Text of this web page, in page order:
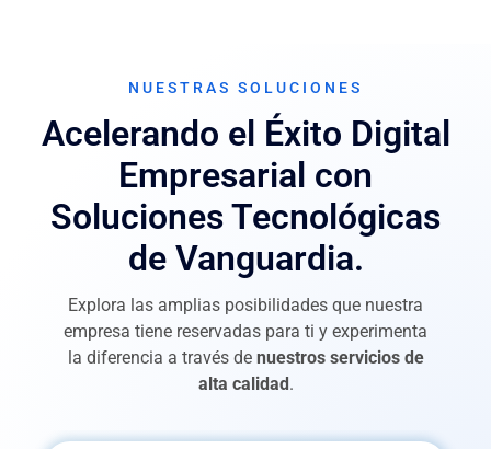
Tecnológicas confiables
Ofrecemos herramientas y metodologías que
mejoran la productividad, la eficiencia y la
competitividad de las empresas en un mundo cada
vez más digitalizado.
Contáctanos
NUESTRAS SOLUCIONES
Acelerando el Éxito Digital
Empresarial con
Soluciones Tecnológicas
de Vanguardia.
Explora las amplias posibilidades que nuestra
empresa tiene reservadas para ti y experimenta
la diferencia a través de nuestros servicios de
alta calidad.